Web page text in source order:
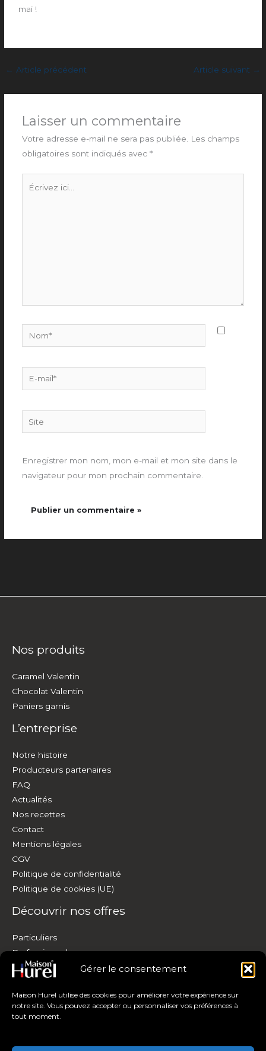
Gérer le consentement
Maison Hurel utilise des cookies pour améliorer votre expérience sur
notre site. Vous pouvez accepter ou personnaliser vos préférences à
tout moment.
mai !
← Article précédent Article suivant →
Laisser un commentaire
Votre adresse e-mail ne sera pas publiée.
Les champs
obligatoires sont indiqués avec *
mail*
Site
Enregistrer mon nom, mon e-mail et mon site dans le
navigateur pour mon prochain commentaire.
Nos produits
Caramel Valentin
Chocolat Valentin
Paniers garnis
L’entreprise
Notre histoire
Producteurs partenaires
FAQ
Actualités
Nos recettes
Contact
Mentions légales
CGV
Politique de confidentialité
Politique de cookies (UE)
Découvrir nos offres
Particuliers
Professionnels
Personnalisation
Copyright © 2026 Maison Hurel